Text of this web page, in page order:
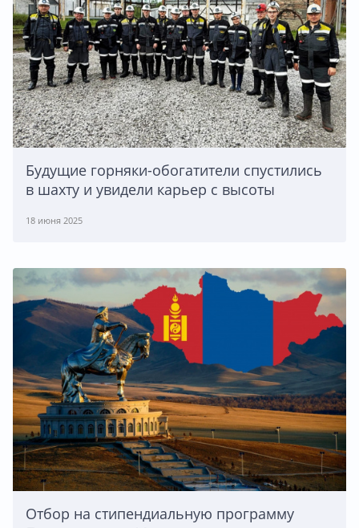
Будущие горняки-обогатители спустились
в шахту и увидели карьер с высоты
18 июня 2025
Отбор на стипендиальную программу